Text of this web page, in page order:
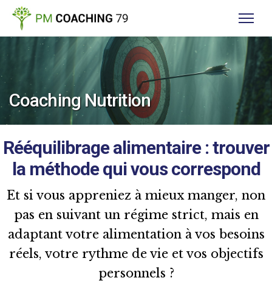
Coaching Nutrition
Rééquilibrage alimentaire : trouver
la méthode qui vous correspond
Et si vous appreniez à mieux manger, non
pas en suivant un régime strict, mais en
adaptant votre alimentation à vos besoins
réels, votre rythme de vie et vos objectifs
personnels ?